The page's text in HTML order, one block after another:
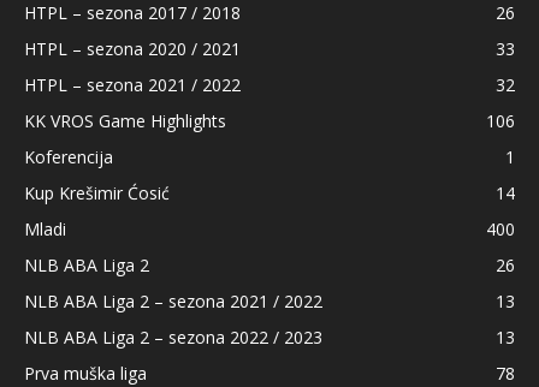
HTPL – sezona 2017 / 2018
26
HTPL – sezona 2020 / 2021
33
HTPL – sezona 2021 / 2022
32
KK VROS Game Highlights
106
Koferencija
1
Kup Krešimir Ćosić
14
Mladi
400
NLB ABA Liga 2
26
NLB ABA Liga 2 – sezona 2021 / 2022
13
NLB ABA Liga 2 – sezona 2022 / 2023
13
Prva muška liga
78